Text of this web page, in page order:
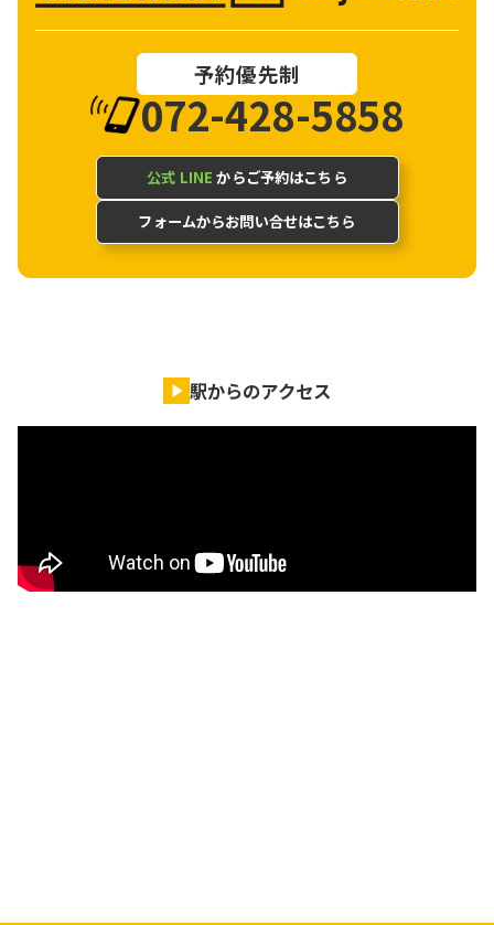
予約優先制
072-428-5858
公式 LINE からご予約はこちら
フォームからお問い合せはこちら
駅からのアクセス